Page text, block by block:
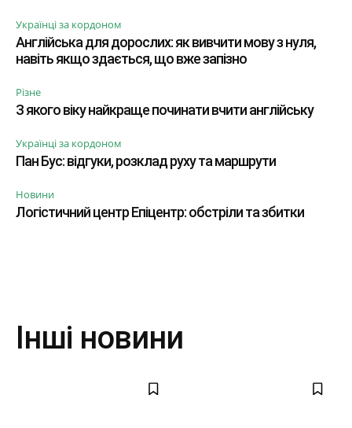
Українці за кордоном
Англійська для дорослих: як вивчити мову з нуля,
навіть якщо здається, що вже запізно
Різне
З якого віку найкраще починати вчити англійську
Українці за кордоном
Пан Бус: відгуки, розклад руху та маршрути
Новини
Логістичний центр Епіцентр: обстріли та збитки
Інші новини